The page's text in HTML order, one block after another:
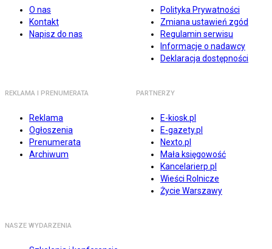
O nas
Kontakt
Napisz do nas
Polityka Prywatności
Zmiana ustawień zgód
Regulamin serwisu
Informacje o nadawcy
Deklaracja dostępności
REKLAMA I PRENUMERATA
Reklama
Ogłoszenia
Prenumerata
Archiwum
PARTNERZY
E-kiosk.pl
E-gazety.pl
Nexto.pl
Mała księgowość
Kancelarierp.pl
Wieści Rolnicze
Życie Warszawy
NASZE WYDARZENIA